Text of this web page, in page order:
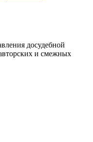
досудебной
и смежных